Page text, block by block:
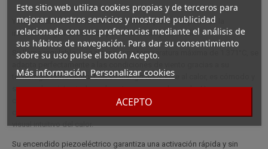
Este sitio web utiliza cookies propias y de terceros para
mejorar nuestros servicios y mostrarle publicidad
relacionada con sus preferencias mediante el análisis de
sus hábitos de navegación. Para dar su consentimiento
sobre su uso pulse el botón Acepto.
Más información Personalizar cookies
ACEPTO
Yocan RedEste encendedor storm rush, que forma parte de la
innovadora gama, destaca por su eficacia y fiabilidad.
Su llama regulable, que alcanza una temperatura máxima de 1.371°C, se
tecnología cortaviento. Con su mango resistente al calor, es cómodo y
seguro de sujetar, incluso durante un uso prolongado. Una
característica única de este modelo es su boquilla termocrómica, que
visual intuitivo del calor.
Su encendido piezoeléctrico garantiza una activación rápida y sin